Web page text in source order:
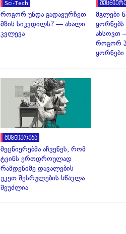
Sci-Tech
როგორ უნდა გადავურჩეთ
მზის სიკვდილს? — ახალი
კვლევა
მგლები
ახსოვთ
როგორ
ყორნები
მეცნიერება
მეცნიერებმა აჩვენეს, რომ
ტვინს ერთდროულად
რამდენიმე დავალების
უკეთ შესრულების სწავლა
შეუძლია